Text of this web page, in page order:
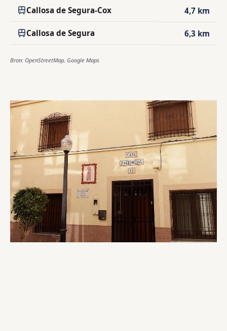
Callosa de Segura-Cox 4,7 km
Callosa de Segura 6,3 km
Bron: OpenStreetMap, Google Maps